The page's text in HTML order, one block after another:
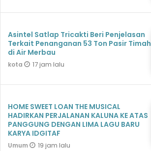
Asintel Satlap Tricakti Beri Penjelasan
Terkait Penanganan 53 Ton Pasir Timah
di Air Merbau
kota 17 jam lalu
HOME SWEET LOAN THE MUSICAL
HADIRKAN PERJALANAN KALUNA KE ATAS
PANGGUNG DENGAN LIMA LAGU BARU
KARYA IDGITAF
Umum 19 jam lalu